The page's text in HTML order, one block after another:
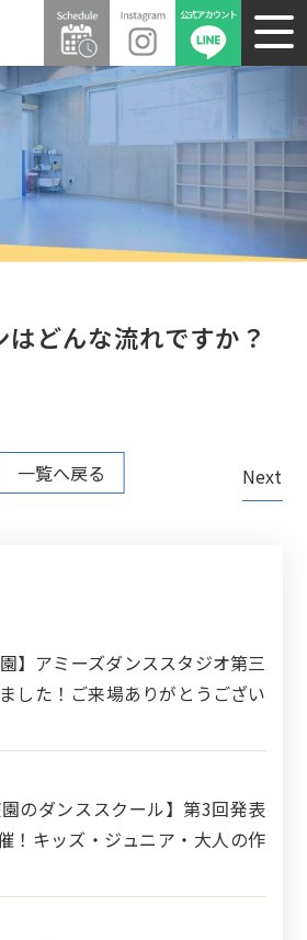
どんな流れですか？
一覧へ戻る Next
】アミーズダンススタジオ第三
した！ご来場ありがとうござい
園のダンススクール】第3回発表
！キッズ・ジュニア・大人の作